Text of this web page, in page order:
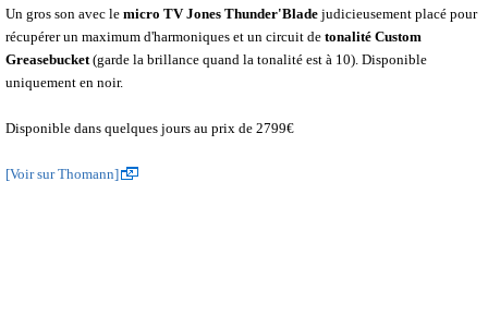
Un gros son avec le micro TV Jones Thunder'Blade judicieusement placé pour
récupérer un maximum d'harmoniques et un circuit de tonalité Custom
Greasebucket(garde la brillance quand la tonalité est à 10). Disponible
uniquement en noir.
Disponible dans quelques jours au prix de 2799€
[Voir sur Thomann]